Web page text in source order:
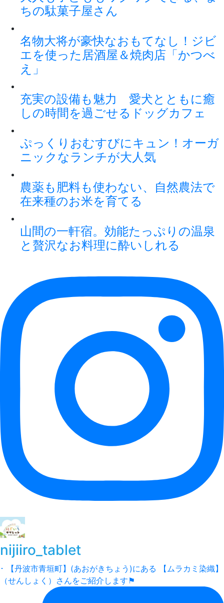
ちの駄菓子屋さん
名物大将が豪快なおもてなし！ジビ
エを使った居酒屋＆焼肉店「かつべ
え」
充実の設備も魅力 愛犬とともに癒
しの時間を過ごせるドッグカフェ
ぷっくりおむすびにキュン！オーガ
ニックなランチが大人気
農薬も肥料も使わない、自然農法で
在来種のお米を育てる
山間の一軒宿。効能たっぷりの温泉
と贅沢なお料理に酔いしれる
nijiiro_tablet
･ 【丹波市青垣町】(あおがきちょう)にある 【ムラカミ染織】
（せんしょく）さんをご紹介します⚑